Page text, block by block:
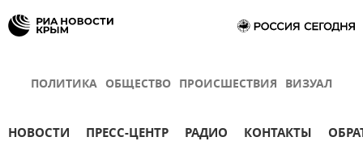
ПОЛИТИКА ОБЩЕСТВО ПРОИСШЕСТВИЯ ВИЗУАЛ
НОВОСТИ ПРЕСС-ЦЕНТР РАДИО КОНТАКТЫ